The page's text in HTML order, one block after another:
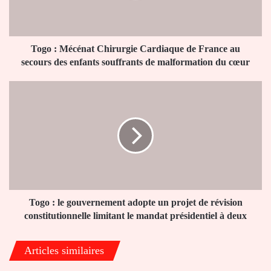
secours
enfants
Togo : Mécénat Chirurgie Cardiaque de France au
secours des enfants souffrants de malformation du cœur
révision
constitutionnelle
limitant
mandat
présidentiel
Togo : le gouvernement adopte un projet de révision
constitutionnelle limitant le mandat présidentiel à deux
Articles similaires